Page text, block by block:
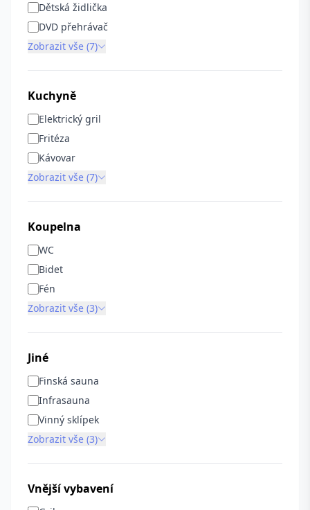
Dětská židlička
DVD přehrávač
Zobrazit vše (7)
Kuchyně
Elektrický gril
Fritéza
Kávovar
Zobrazit vše (7)
Koupelna
WC
Bidet
Fén
Zobrazit vše (3)
Jiné
Finská sauna
Infrasauna
Vinný sklípek
Zobrazit vše (3)
Vnější vybavení